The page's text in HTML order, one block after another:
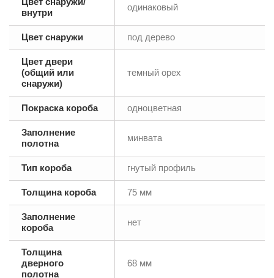
внутри
одинаковый
Цвет снаружи под дерево
Цвет двери
(общий или
снаружи)
темный орех
Покраска короба одноцветная
Заполнение
полотна
минвата
Тип короба гнутый профиль
Толщина короба 75 мм
Заполнение
короба
нет
Толщина
дверного
полотна
68 мм